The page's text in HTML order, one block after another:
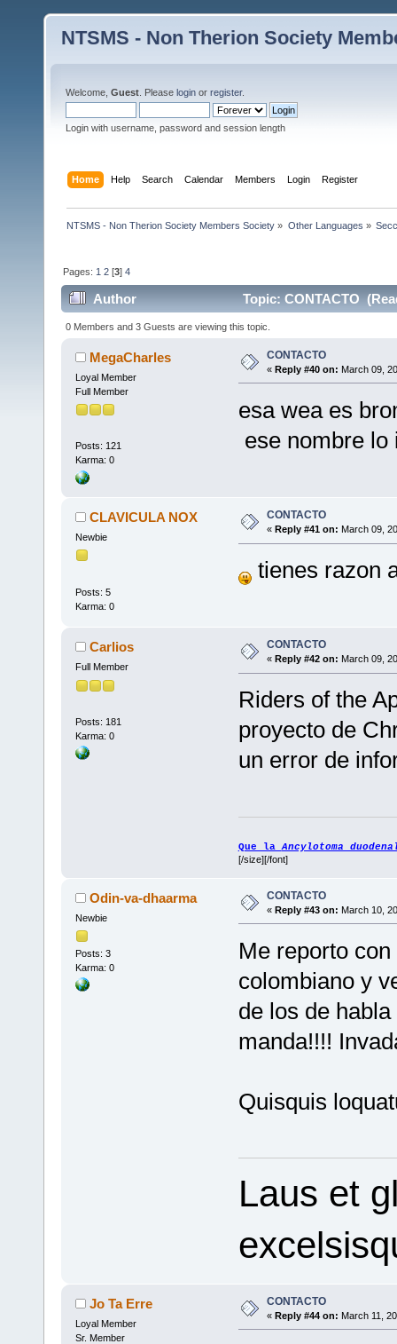
NTSMS - Non Therion Society
Welcome, Guest . Please login or register.
Login with username, password and session length
Home Help Search Calendar Members Login Register
NTSMS - Non Therion Society Members Society » Other Languages »
Pages: 1 2 [3]4
Author Topic: CONTACTO
0 Members and 3 Guests are viewing this topic.
MegaCharles
Loyal Member
Full Member
Posts: 121
Karma: 0
CONTACTO
« Reply #40 on: March 09,
esa wea es
ese nombre lo
CLAVICULA NOX
Newbie
Posts: 5
Karma: 0
CONTACTO
« Reply #41 on: March 09,
tienes razon
Carlios
Full Member
Posts: 181
Karma: 0
CONTACTO
« Reply #42 on: March 09,
Riders of the
proyecto de
un error de
Que laAncylotoma
[/size][/font]
Odin-va-dhaarma
Newbie
Posts: 3
Karma: 0
CONTACTO
« Reply #43 on: March 10,
Me reporto
colombiano y
de los de
manda!!!!
Quisquis
Laus et
Jo Ta Erre
Loyal Member
Sr. Member
CONTACTO
« Reply #44 on: March 11,